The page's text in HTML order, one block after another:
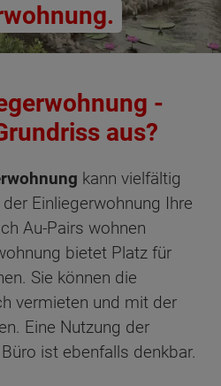
-
aus?
kann vielfältig
Einliegerwohnung Ihre
Au-Pairs wohnen
bietet Platz für
Sie können die
vermieten und mit der
Eine Nutzung der
ist ebenfalls denkbar.